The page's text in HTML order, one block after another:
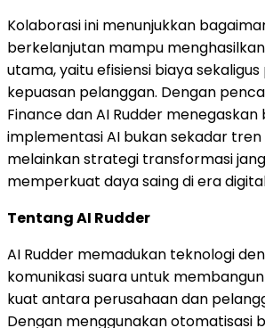
Kolaborasi ini menunjukkan
berkelanjutan mampu
utama, yaitu efisiensi biaya
kepuasan pelanggan. Dengan
Finance dan AI Rudder menegaskan
implementasi AI bukan sekadar
melainkan strategi transformasi
memperkuat daya saing di era
Tentang AI Rudder
AI Rudder memadukan teknologi
komunikasi suara untuk
kuat antara perusahaan dan
Dengan menggunakan otomatisasi